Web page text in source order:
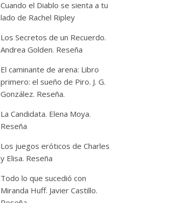
Cuando el Diablo se sienta a tu
lado de Rachel Ripley
Los Secretos de un Recuerdo.
Andrea Golden. Reseña
El caminante de arena: Libro
primero: el sueño de Piro. J. G.
González. Reseña.
La Candidata. Elena Moya.
Reseña
Los juegos eróticos de Charles
y Elisa. Reseña
Todo lo que sucedió con
Miranda Huff. Javier Castillo.